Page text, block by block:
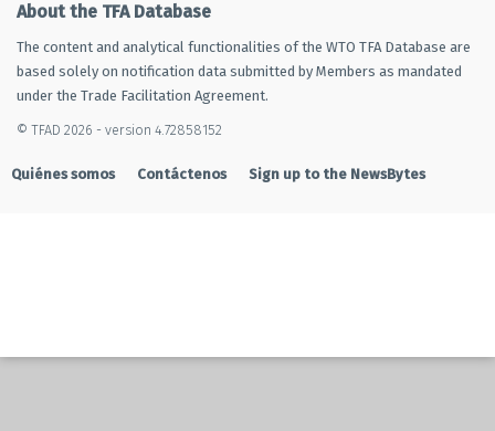
About the TFA Database
The content and analytical functionalities of the WTO TFA Database are
based solely on notification data submitted by Members as mandated
under the Trade Facilitation Agreement.
© TFAD 2026 - version 4.72858152
Quiénes somos Contáctenos Sign up to the NewsBytes